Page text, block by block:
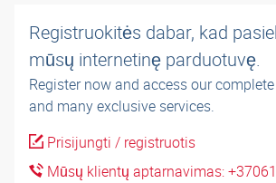
Registruokitės dabar, kad
mūsų internetinę parduotuvę.
Register now and access our
and many exclusive services.
Prisijungti / registruotis
Mūsų klientų aptarnavimas: